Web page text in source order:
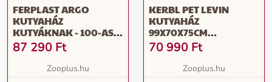
FERPLAST ARGO
KUTYAHÁZ
KUTYÁKNAK - 100-AS
MÉRET: SZ 114,5 X M 73 X
M 81 CM
87 290 Ft
Zooplus.hu
KERBL PET LEVIN
KUTYAHÁZ
99X70X75CM
KUTYÁKNAK
70 990 Ft
Zooplus.hu